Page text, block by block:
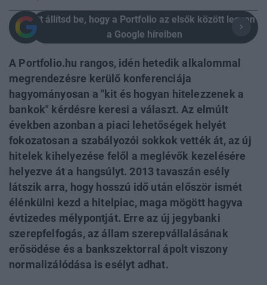
Itt állítsd be, hogy a Portfolio az elsők között legyen
a Google híreiben
A Portfolio.hu rangos, idén hetedik alkalommal
megrendezésre kerülő konferenciája
hagyományosan a "kit és hogyan hitelezzenek a
bankok" kérdésre keresi a választ. Az elmúlt
években azonban a piaci lehetőségek helyét
fokozatosan a szabályozói sokkok vették át, az új
hitelek kihelyezése felől a meglévők kezelésére
helyezve át a hangsúlyt. 2013 tavaszán esély
látszik arra, hogy hosszú idő után először ismét
élénkülni kezd a hitelpiac, maga mögött hagyva
évtizedes mélypontját. Erre az új jegybanki
szerepfelfogás, az állam szerepvállalásának
erősödése és a bankszektorral ápolt viszony
normalizálódása is esélyt adhat.